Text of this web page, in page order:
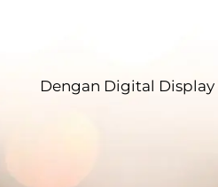
Dengan Digital